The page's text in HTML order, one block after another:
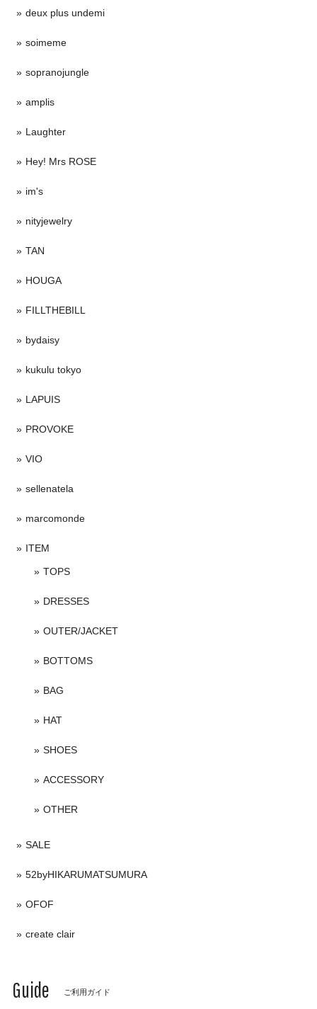
deux plus undemi
soimeme
sopranojungle
amplis
Laughter
Hey! Mrs ROSE
im's
nityjewelry
TAN
HOUGA
FILLTHEBILL
bydaisy
kukulu tokyo
LAPUIS
PROVOKE
VIO
sellenatela
marcomonde
ITEM
TOPS
DRESSES
OUTER/JACKET
BOTTOMS
BAG
HAT
SHOES
ACCESSORY
OTHER
SALE
52byHIKARUMATSUMURA
OFOF
create clair
Guide ご利用ガイド